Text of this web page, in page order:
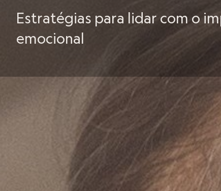
Estratégias para lidar com o
emocional